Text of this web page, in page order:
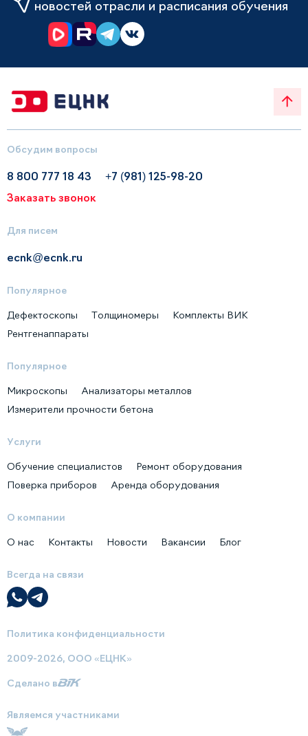
новостей отрасли и расписания обучения
Обсудим вопросы
8 800 777 18 43
+7 (981) 125-98-20
Заказать звонок
Для писем
ecnk@ecnk.ru
Популярное
Дефектоскопы Толщиномеры
Комплекты ВИК
Рентгенаппараты
Популярное
Микроскопы
Анализаторы металлов
Измерители прочности бетона
Услуги
Обучение специалистов
Ремонт оборудования
Поверка приборов
Аренда оборудования
О компании
О нас Контакты Новости Вакансии Блог
Всегда на связи
Политика конфиденциальности
2009-2026, ООО «ЕЦНК»
Сделано в
Являемся участниками